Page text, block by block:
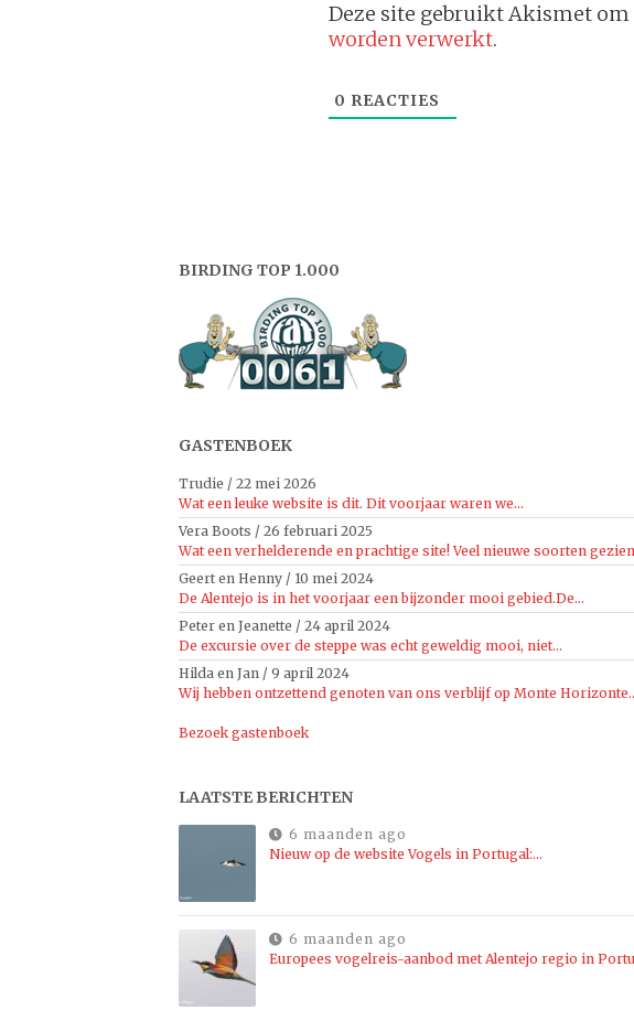
Deze site gebruikt Akismet
worden verwerkt.
0 REACTIES
BIRDING TOP 1.000
GASTENBOEK
Trudie / 22 mei 2026
Wat een leuke website is dit. Dit voorjaar waren we...
Vera Boots / 26 februari 2025
Wat een verhelderende en prachtige site! Veel nieuwe soorten
Geert en Henny / 10 mei 2024
De Alentejo is in het voorjaar een bijzonder mooi gebied.De...
Peter en Jeanette / 24 april 2024
De excursie over de steppe was echt geweldig mooi, niet...
Hilda en Jan / 9 april 2024
Wij hebben ontzettend genoten van ons verblijf op Monte
Bezoek gastenboek
LAATSTE BERICHTEN
6 maanden ago
Nieuw op de website Vogels in Portugal:…
6 maanden ago
Europees vogelreis-aanbod met Alentejo regio in